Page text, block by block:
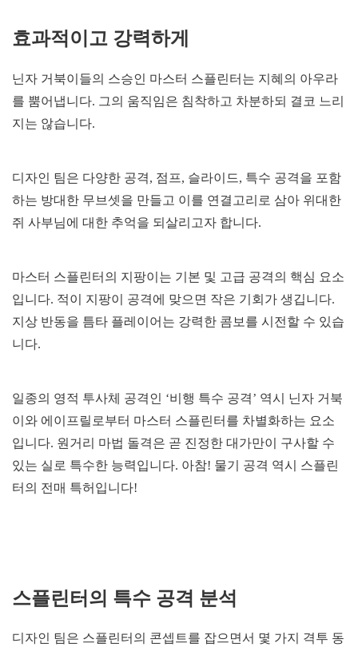
효과적이고 강력하게
닌자 거북이들의 스승인 마스터 스플린터는 지혜의 아우라
를 뿜어냅니다. 그의 움직임은 침착하고 차분하되 결코 느리
지는 않습니다.
디자인 팀은 다양한 공격, 점프, 슬라이드, 특수 공격을 포함
하는 방대한 무브셋을 만들고 이를 연결고리로 삼아 위대한
쥐 사부님에 대한 추억을 되살리고자 합니다.
마스터 스플린터의 지팡이는 기본 및 고급 공격의 핵심 요소
입니다. 적이 지팡이 공격에 맞으면 작은 기회가 생깁니다.
지상 반동을 틈타 플레이어는 강력한 콤보를 시전할 수 있습
니다.
일종의 영적 투사체 공격인 ‘비행 특수 공격’ 역시 닌자 거북
이와 에이프릴로부터 마스터 스플린터를 차별화하는 요소
입니다. 원거리 마법 돌격은 곧 진정한 대가만이 구사할 수
있는 실로 특수한 능력입니다. 아참! 물기 공격 역시 스플린
터의 전매 특허입니다!
스플린터의 특수 공격 분석
디자인 팀은 스플린터의 콘셉트를 잡으면서 몇 가지 격투 동